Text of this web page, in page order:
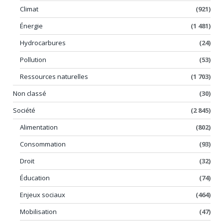
Climat
(921)
Énergie
(1 481)
Hydrocarbures
(24)
Pollution
(53)
Ressources naturelles
(1 703)
Non classé
(30)
Société
(2 845)
Alimentation
(802)
Consommation
(93)
Droit
(32)
Éducation
(74)
Enjeux sociaux
(464)
Mobilisation
(47)